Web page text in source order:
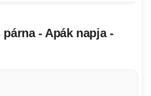
- Apák napja -